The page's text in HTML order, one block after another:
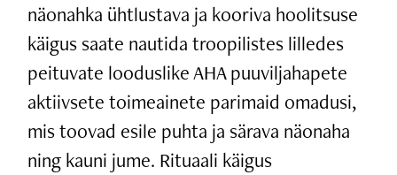
näonahka ühtlustava ja kooriva hoolitsuse
käigus saate nautida troopilistes lilledes
peituvate looduslike AHA puuviljahapete
aktiivsete toimeainete parimaid omadusi,
mis toovad esile puhta ja särava näonaha
ning kauni jume. Rituaali käigus